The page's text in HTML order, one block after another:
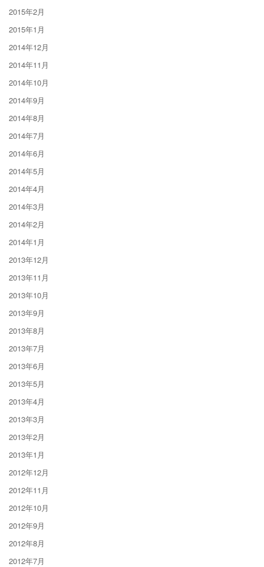
2015年2月
2015年1月
2014年12月
2014年11月
2014年10月
2014年9月
2014年8月
2014年7月
2014年6月
2014年5月
2014年4月
2014年3月
2014年2月
2014年1月
2013年12月
2013年11月
2013年10月
2013年9月
2013年8月
2013年7月
2013年6月
2013年5月
2013年4月
2013年3月
2013年2月
2013年1月
2012年12月
2012年11月
2012年10月
2012年9月
2012年8月
2012年7月